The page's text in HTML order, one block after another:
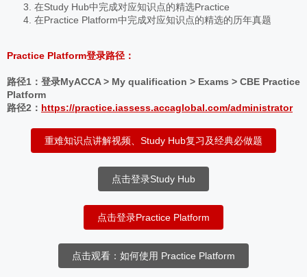
在Study Hub中完成对应知识点的精选Practice
在Practice Platform中完成对应知识点的精选的历年真题
Practice Platform登录路径：
路径1：登录MyACCA > My qualification > Exams > CBE Practice
Platform
路径2： https://practice.iassess.accaglobal.com/administrator
重难知识点讲解视频、Study Hub复习及经典必做题
点击登录Study Hub
点击登录Practice Platform
点击观看：如何使用 Practice Platform